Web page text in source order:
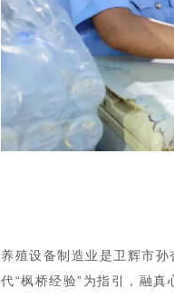
养殖设备制造业是卫辉市
代“枫桥经验”为指引，融